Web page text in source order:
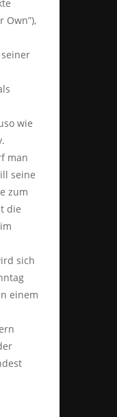
Own”),
wie
man
seine
zum
die
sich
einem